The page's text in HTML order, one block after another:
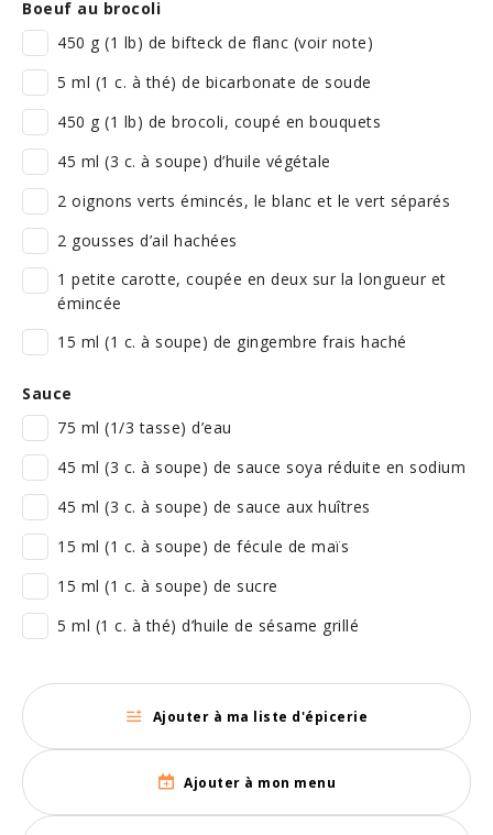
Boeuf au brocoli
450 g (1 lb) de bifteck de flanc (voir note)
5 ml (1 c. à thé) de bicarbonate de soude
450 g (1 lb) de brocoli, coupé en bouquets
45 ml (3 c. à soupe) d’huile végétale
2 oignons verts émincés, le blanc et le vert séparés
2 gousses d’ail hachées
1 petite carotte, coupée en deux sur la longueur et
émincée
15 ml (1 c. à soupe) de gingembre frais haché
Sauce
75 ml (1/3 tasse) d’eau
45 ml (3 c. à soupe) de sauce soya réduite en sodium
45 ml (3 c. à soupe) de sauce aux huîtres
15 ml (1 c. à soupe) de fécule de maïs
15 ml (1 c. à soupe) de sucre
5 ml (1 c. à thé) d’huile de sésame grillé
Ajouter à ma liste d'épicerie
Ajouter à mon menu